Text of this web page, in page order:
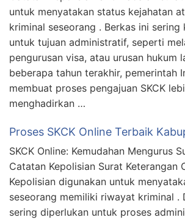
untuk menyatakan status kejahatan
kriminal seseorang . Berkas ini
untuk tujuan administratif, seperti
pengurusan visa, atau urusan hukum
beberapa tahun terakhir, pemerintah
membuat proses pengajuan SKCK
menghadirkan …
Proses SKCK Online Terbaik
SKCK Online: Kemudahan Mengurus
Catatan Kepolisian Surat Keterangan
Kepolisian digunakan untuk
seseorang memiliki riwayat kriminal .
sering diperlukan untuk proses